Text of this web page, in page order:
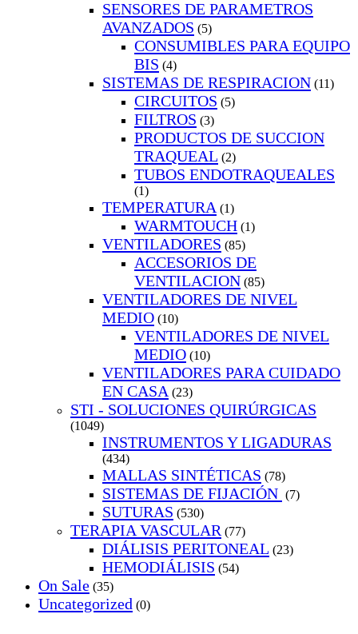
SENSORES DE PARAMETROS
AVANZADOS (5)
CONSUMIBLES PARA EQUIPO
BIS (4)
SISTEMAS DE RESPIRACION (11)
CIRCUITOS (5)
FILTROS (3)
PRODUCTOS DE SUCCION
TRAQUEAL (2)
TUBOS ENDOTRAQUEALES
(1)
TEMPERATURA (1)
WARMTOUCH (1)
VENTILADORES (85)
ACCESORIOS DE
VENTILACION (85)
VENTILADORES DE NIVEL
MEDIO (10)
VENTILADORES DE NIVEL
MEDIO (10)
VENTILADORES PARA CUIDADO
EN CASA (23)
STI - SOLUCIONES QUIRÚRGICAS
(1049)
INSTRUMENTOS Y LIGADURAS
(434)
MALLAS SINTÉTICAS (78)
SISTEMAS DE FIJACIÓN (7)
SUTURAS (530)
TERAPIA VASCULAR (77)
DIÁLISIS PERITONEAL (23)
HEMODIÁLISIS (54)
On Sale (35)
Uncategorized (0)